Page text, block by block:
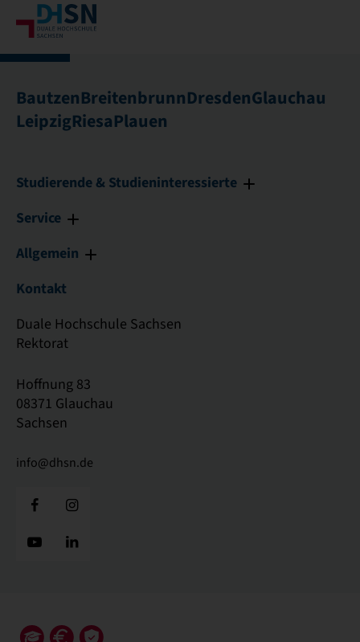
BautzenBreitenbrunnDresdenGlauchau
LeipzigRiesaPlauen
Studierende & Studieninteressierte
Service
Allgemein
Kontakt
Duale Hochschule Sachsen
Rektorat
Hoffnung 83
08371 Glauchau
Sachsen
info@dhsn.de